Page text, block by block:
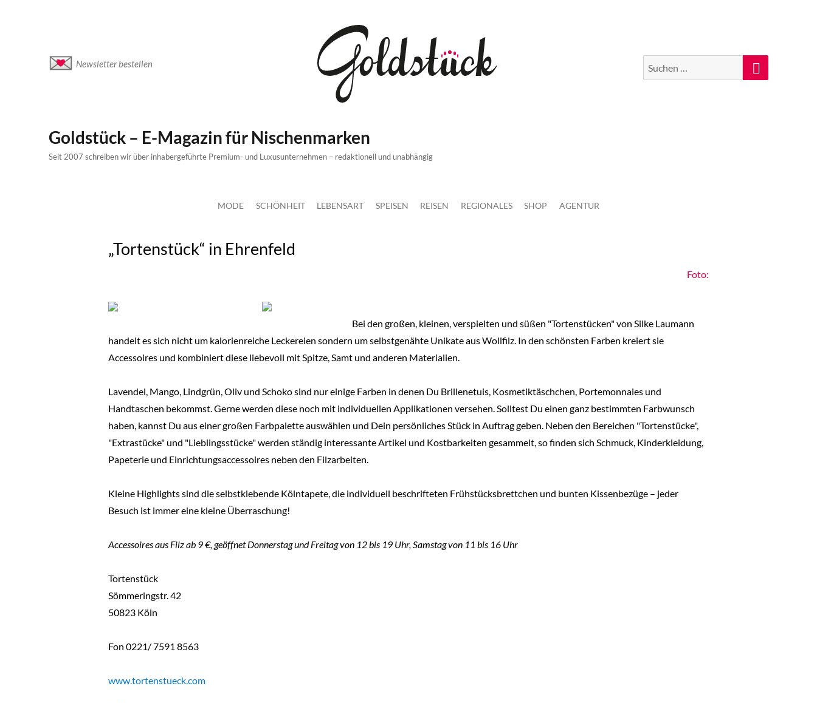
Newsletter bestellen
Suche
nach:
Suchen
Goldstück – E-Magazin für Nischenmarken
Seit 2007 schreiben wir über inhabergeführte Premium- und Luxusunternehmen – redaktionell und unabhängig
MODE SCHÖNHEIT LEBENSART SPEISEN REISEN REGIONALES SHOP AGENTUR
„Tortenstück“ in Ehrenfeld
Foto:
Bei den großen, kleinen, verspielten und süßen "Tortenstücken" von Silke Laumann
handelt es sich nicht um kalorienreiche Leckereien sondern um selbstgenähte Unikate aus Wollfilz. In den schönsten Farben kreiert sie
Accessoires und kombiniert diese liebevoll mit Spitze, Samt und anderen Materialien.
Lavendel, Mango, Lindgrün, Oliv und Schoko sind nur einige Farben in denen Du Brillenetuis, Kosmetiktäschchen, Portemonnaies und
Handtaschen bekommst. Gerne werden diese noch mit individuellen Applikationen versehen. Solltest Du einen ganz bestimmten Farbwunsch
haben, kannst Du aus einer großen Farbpalette auswählen und Dein persönliches Stück in Auftrag geben. Neben den Bereichen "Tortenstücke",
"Extrastücke" und "Lieblingsstücke" werden ständig interessante Artikel und Kostbarkeiten gesammelt, so finden sich Schmuck, Kinderkleidung,
Papeterie und Einrichtungsaccessoires neben den Filzarbeiten.
Kleine Highlights sind die selbstklebende Kölntapete, die individuell beschrifteten Frühstücksbrettchen und bunten Kissenbezüge – jeder
Besuch ist immer eine kleine Überraschung!
Accessoires aus Filz ab 9 €, geöffnet Donnerstag und Freitag von 12 bis 19 Uhr, Samstag von 11 bis 16 Uhr
Tortenstück
Sömmeringstr. 42
50823 Köln
Fon 0221/ 7591 8563
www.tortenstueck.com